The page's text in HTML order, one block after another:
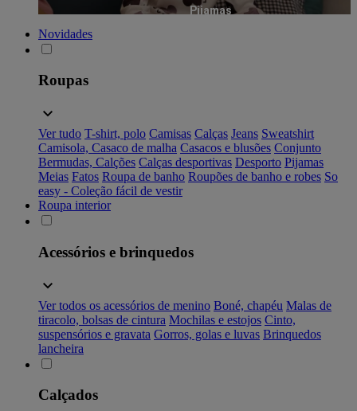
Pijamas
Novidades
Roupas
Ver tudo T-shirt, polo Camisas Calças Jeans Sweatshirt
Camisola, Casaco de malha Casacos e blusões Conjunto
Bermudas, Calções Calças desportivas Desporto Pijamas
Meias Fatos Roupa de banho Roupões de banho e robes So
easy - Coleção fácil de vestir
Roupa interior
Acessórios e brinquedos
Ver todos os acessórios de menino Boné, chapéu Malas de
tiracolo, bolsas de cintura Mochilas e estojos Cinto,
suspensórios e gravata Gorros, golas e luvas Brinquedos
lancheira
Calçados